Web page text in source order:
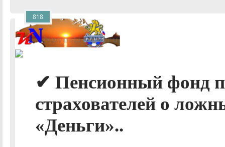
✔ Пенсионный фонд
страхователей о
«Деньги»..
818